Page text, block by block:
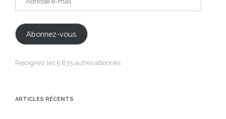
e-
Abonnez-vous
Rejoignez les 5 835 autres abonnés
ARTICLES RÉCENTS